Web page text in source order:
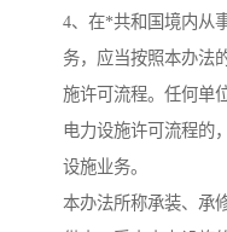
4、在*共和国境内从
务，应当按照本办法
施许可流程。任何单
电力设施许可流程的
设施业务。
本办法所称承装、承